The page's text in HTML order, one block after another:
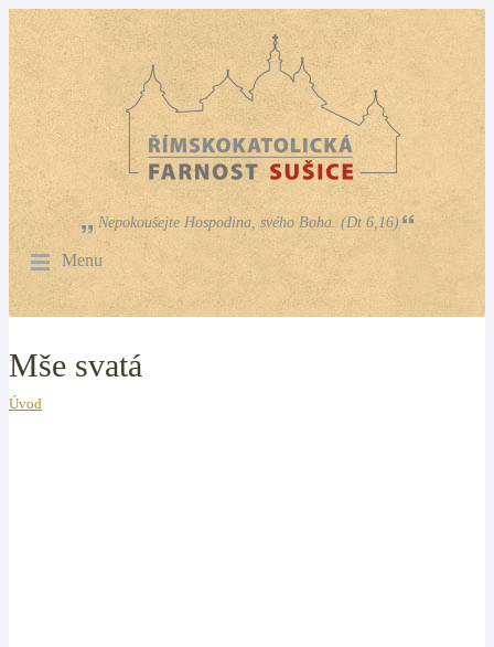
Nepokoušejte Hospodina, svého Boha. (Dt 6,16)
Menu
Mše svatá
Úvod